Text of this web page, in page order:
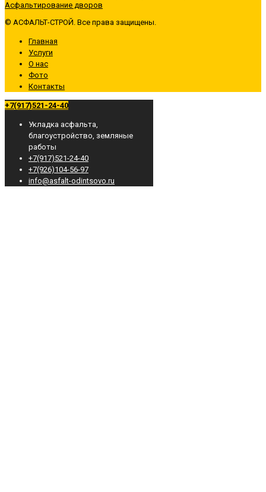
Асфальтирование дворов
© АСФАЛЬТ-СТРОЙ. Все права защищены.
Главная
Услуги
О нас
Фото
Контакты
+7(917)521-24-40
Укладка асфальта,
благоустройство, земляные
работы
+7(917)521-24-40
+7(926)104-56-97
info@asfalt-odintsovo.ru